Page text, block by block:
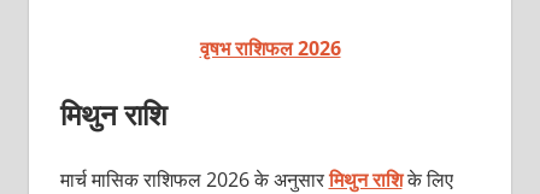
वृषभ राशिफल 2026
मिथुन राशि
मार्च मासिक राशिफल 2026 के अनुसारमिथुन राशिके लिए